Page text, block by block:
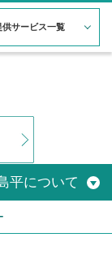
供サービス一覧
平について